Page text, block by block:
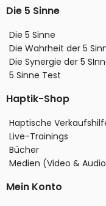
Die 5 Sinne
Die 5 Sinne
Die Wahrheit der 5
Die Synergie der 5
5 Sinne Test
Haptik-Shop
Haptische
Live-Trainings
Bücher
Medien (Video &
Mein Konto